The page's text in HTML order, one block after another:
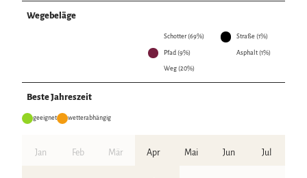
Wegebeläge
Schotter (69%) Straße (1%)
Pfad (9%) Asphalt (1%)
Weg (20%)
Beste Jahreszeit
geeignet wetterabhängig
Jan Feb Mär Apr Mai Jun Jul